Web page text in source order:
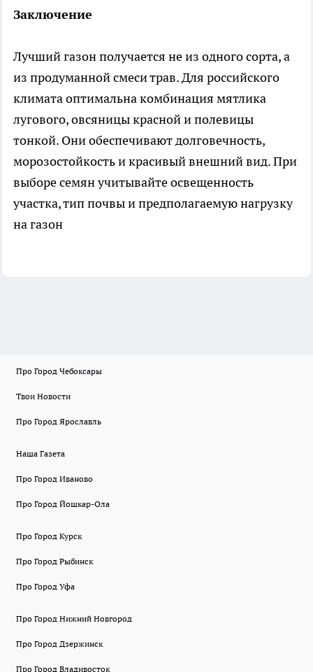
Заключение
Лучший газон получается не из одного сорта, а
из продуманной смеси трав. Для российского
климата оптимальна комбинация мятлика
лугового, овсяницы красной и полевицы
тонкой. Они обеспечивают долговечность,
морозостойкость и красивый внешний вид. При
выборе семян учитывайте освещенность
участка, тип почвы и предполагаемую нагрузку
на газон
Про Город Чебоксары
Твои Новости
Про Город Ярославль
Наша Газета
Про Город Иваново
Про Город Йошкар-Ола
Про Город Курск
Про Город Рыбинск
Про Город Уфа
Про Город Нижний Новгород
Про Город Дзержинск
Про Город Владивосток